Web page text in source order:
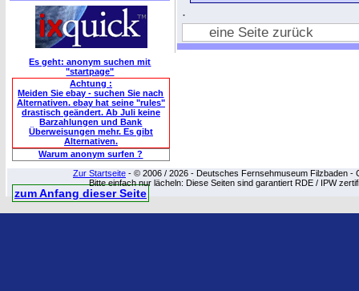
Es geht: anonym suchen mit
"startpage"
Achtung :
Meiden Sie ebay - suchen Sie nach
Alternativen. ebay hat seine "rules"
drastisch geändert. Ab Juli keine
Barzahlungen und Bank
Überweisungen mehr. Es gibt
Alternativen.
Warum anonym surfen ?
.
eine Seite zurück
Zur Startseite - © 2006 / 2026 - Deutsches Fernsehmuseum Filzbaden -
Bitte einfach nur lächeln: Diese Seiten sind garantiert RDE / IPW
zum Anfang dieser Seite